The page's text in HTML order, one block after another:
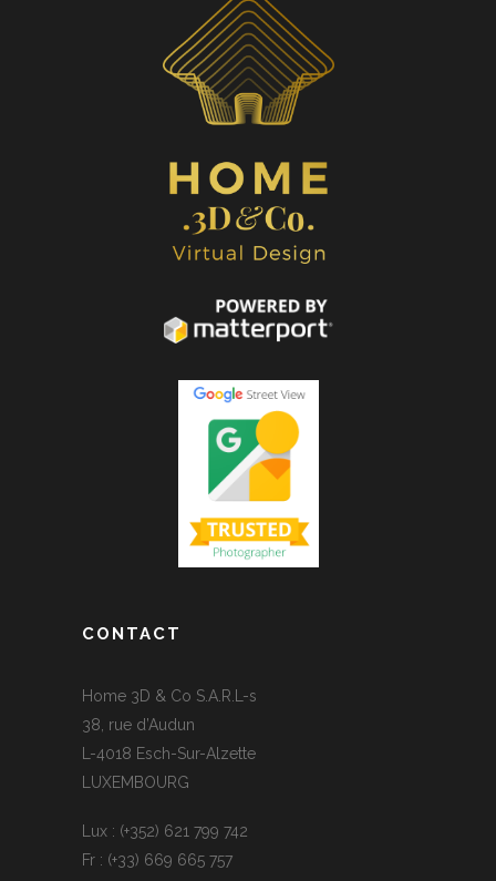
CONTACT
Home 3D & Co S.A.R.L-s
38, rue d’Audun
L-4018 Esch-Sur-Alzette
LUXEMBOURG
Lux : (+352) 621 799 742
Fr : (+33) 669 665 757